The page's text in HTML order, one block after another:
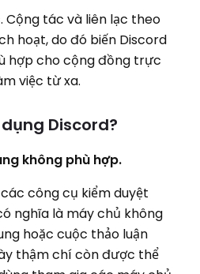
tác và liên lạc theo
hoạt, do đó biến Discord
hợp cho cộng đồng trực
việc từ xa.
Discord?
không phù hợp.
công cụ kiểm duyệt
nghĩa là máy chủ không
hoặc cuộc thảo luận
thậm chí còn được thể